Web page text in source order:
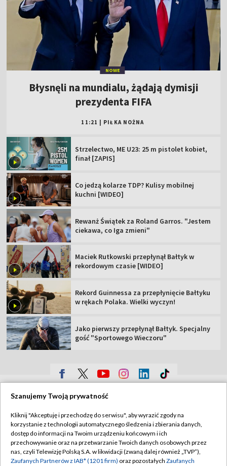
NOWE
Błysnęli na mundialu, żądają dymisji
prezydenta FIFA
11:21 PIŁKA NOŻNA
Strzelectwo, ME U23: 25 m pistolet kobiet,
finał [ZAPIS]
Co jedzą kolarze TDP? Kulisy mobilnej
kuchni [WIDEO]
Rewanż Świątek za Roland Garros. "Jestem
ciekawa, co Iga zmieni"
Maciek Rutkowski przepłynął Bałtyk w
rekordowym czasie [WIDEO]
Rekord Guinnessa za przepłynięcie Bałtyku
w rękach Polaka. Wielki wyczyn!
Jako pierwszy przepłynął Bałtyk. Specjalny
gość "Sportowego Wieczoru"
Sklep TVP
Biuro Reklamy
Oferta Handlowa
Polityka prywatności
Moje zgody
Biuro reklamy
Szanujemy Twoją prywatność
Kliknij "Akceptuję i przechodzę do serwisu", aby wyrazić zgody na
korzystanie z technologii automatycznego śledzenia i zbierania danych,
dostęp do informacji na Twoim urządzeniu końcowym i ich
przechowywanie oraz na przetwarzanie Twoich danych osobowych przez
nas, czyli Telewizję Polską S.A. w likwidacji (zwaną dalej również „TVP”),
Zaufanych Partnerów z IAB* (1201 firm) oraz pozostałych Zaufanych